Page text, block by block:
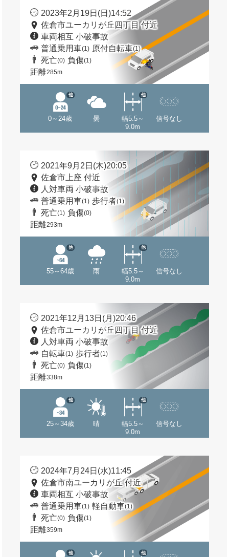
2023年2月19日(日)14:52
佐倉市ユーカリが丘四丁目 付近
車両相互 小破事故
普通乗用車(1) 原付自転車(1)
死亡(0) 負傷(1)
距離285m
0～24歳
他
曇
幅5.5～
9.0m
他
信号なし
2021年9月2日(木)20:05
佐倉市上座 付近
人対車両 小破事故
普通乗用車(1) 歩行者(1)
死亡(1) 負傷(0)
距離293m
55～64歳
他
雨
幅5.5～
9.0m
他
信号なし
2021年12月13日(月)20:46
佐倉市ユーカリが丘四丁目 付近
人対車両 小破事故
自転車(1) 歩行者(1)
死亡(0) 負傷(1)
距離338m
25～34歳
他
晴
幅5.5～
9.0m
他
信号なし
2024年7月24日(水)11:45
佐倉市南ユーカリが丘 付近
車両相互 小破事故
普通乗用車(1) 軽自動車(1)
死亡(0) 負傷(1)
距離359m
他 他